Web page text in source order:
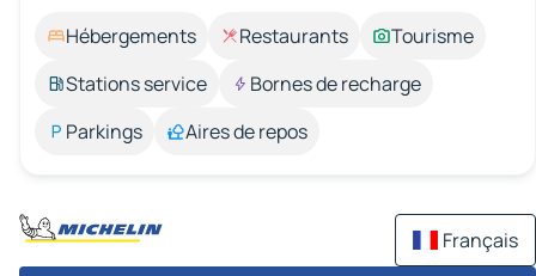
Hébergements Restaurants
Tourisme
Stations service
Bornes de recharge
Parkings
Aires de repos
Français